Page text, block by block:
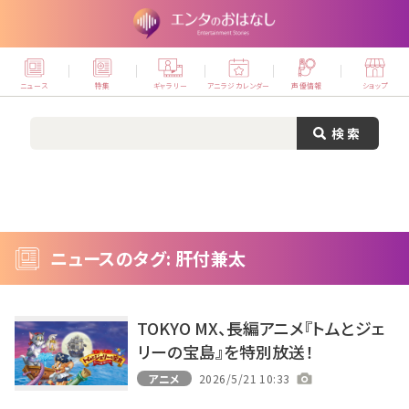
ニュース 特集 ギャラリー アニラジカレンダー 声優情報 ショップ
ニュースのタグ: 肝付兼太
TOKYO MX、長編アニメ『トムとジェ
リーの宝島』を特別放送！
アニメ 2026/5/21 10:33